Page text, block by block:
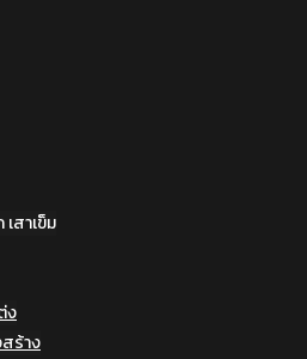
สาเข็ม
ง
ร้าง